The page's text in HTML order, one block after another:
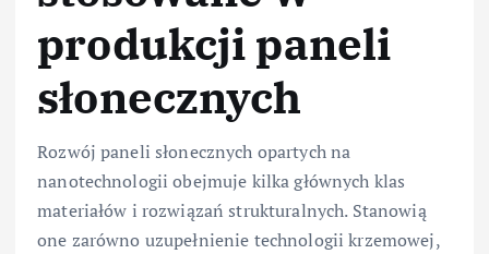
produkcji paneli
słonecznych
Rozwój paneli słonecznych opartych na
nanotechnologii obejmuje kilka głównych klas
materiałów i rozwiązań strukturalnych. Stanowią
one zarówno uzupełnienie technologii krzemowej,